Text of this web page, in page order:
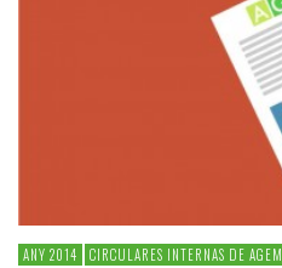
ANY 2014 CIRCULARES INTERNAS DE AGEM